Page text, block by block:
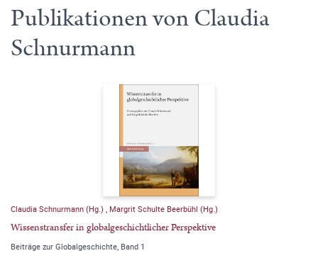
Publikationen von Claudia
Schnurmann
Claudia Schnurmann (Hg.) Margrit Schulte Beerbühl (Hg.)
Wissenstransfer in globalgeschichtlicher Perspektive
Beiträge zur Globalgeschichte, Band 1